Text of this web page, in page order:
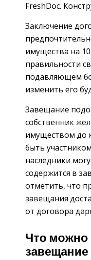
FreshDoc.
Заключение
имущества на
правильности
подавляющем
изменить его
Завещание
собственник
имуществом до
быть
наследники
содержится в
отметить, что
завещания
от договора
Что можно